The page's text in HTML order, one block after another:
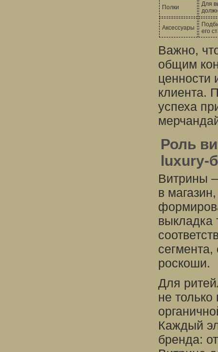
Полки
Для
Аксессуары
его
Важно,
общим
ценности
клиента.
успеха
Роль
luxury-
Витрины
в
выкладка
роскоши.
Для
не
Каждый
бренда: